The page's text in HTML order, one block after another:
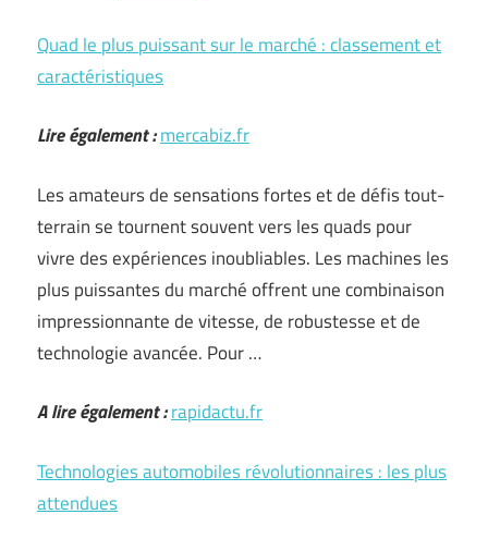
Quad le plus puissant sur le marché : classement et
caractéristiques
Lire également :mercabiz.fr
Les amateurs de sensations fortes et de défis tout-
terrain se tournent souvent vers les quads pour
vivre des expériences inoubliables. Les machines les
plus puissantes du marché offrent une combinaison
impressionnante de vitesse, de robustesse et de
technologie avancée. Pour …
A lire également :rapidactu.fr
Technologies automobiles révolutionnaires : les plus
attendues